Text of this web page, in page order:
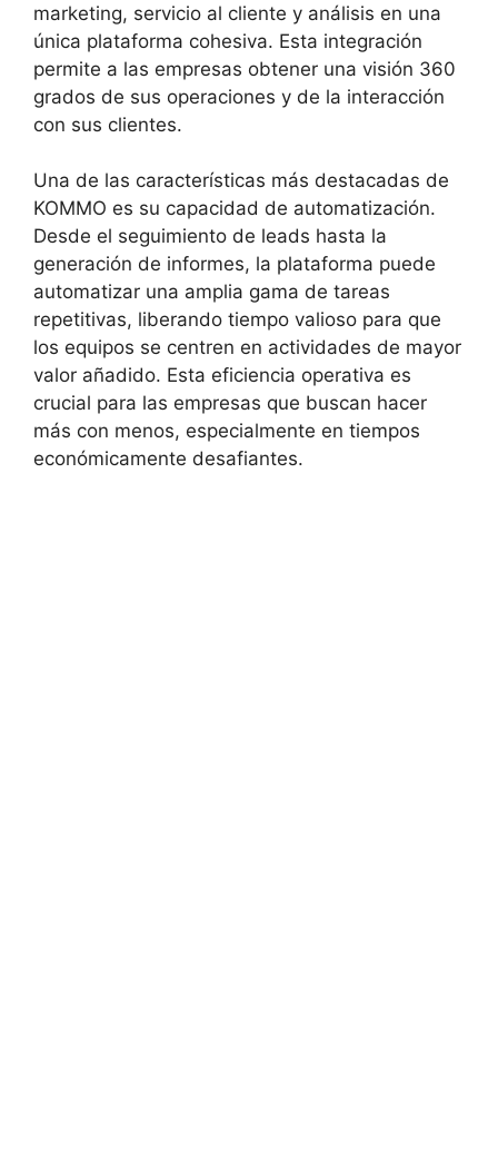
marketing, servicio al cliente y análisis en una
única plataforma cohesiva. Esta integración
permite a las empresas obtener una visión 360
grados de sus operaciones y de la interacción
con sus clientes.
Una de las características más destacadas de
KOMMO es su capacidad de automatización.
Desde el seguimiento de leads hasta la
generación de informes, la plataforma puede
automatizar una amplia gama de tareas
repetitivas, liberando tiempo valioso para que
los equipos se centren en actividades de mayor
valor añadido. Esta eficiencia operativa es
crucial para las empresas que buscan hacer
más con menos, especialmente en tiempos
económicamente desafiantes.